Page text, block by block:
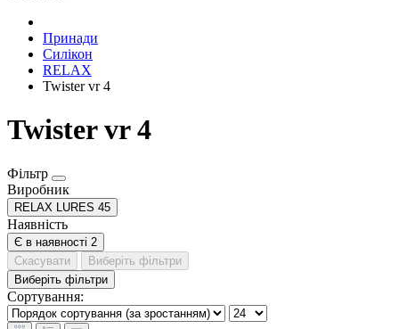
Принади
Силікон
RELAX
Twister vr 4
Twister vr 4
Фільтр
Виробник
RELAX LURES 45
Наявність
Є в наявності 2
Скасувати
Виберіть фільтри
Виберіть фільтри
Сортування: